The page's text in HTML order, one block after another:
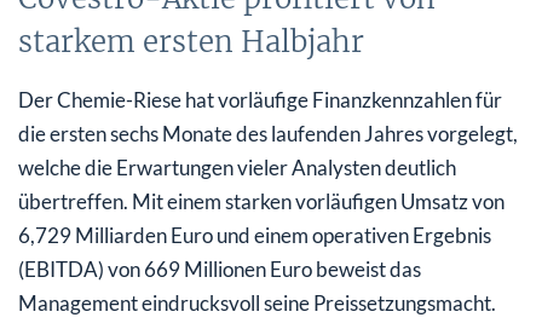
starkem ersten Halbjahr
Der Chemie-Riese hat vorläufige Finanzkennzahlen für
die ersten sechs Monate des laufenden Jahres vorgelegt,
welche die Erwartungen vieler Analysten deutlich
übertreffen. Mit einem starken vorläufigen Umsatz von
6,729 Milliarden Euro und einem operativen Ergebnis
(EBITDA) von 669 Millionen Euro beweist das
Management eindrucksvoll seine Preissetzungsmacht.